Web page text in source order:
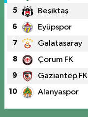
5 Beşiktaş
6 Eyüpspor
7 Galatasaray
8 Çorum FK
9 Gaziantep FK
10 Alanyaspor